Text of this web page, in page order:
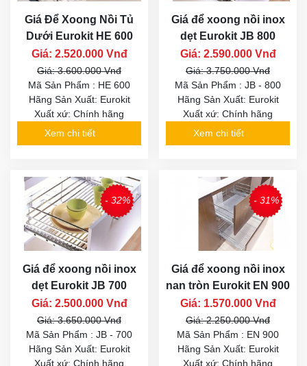
Giá Để Xoong Nồi Tủ
Dưới Eurokit HE 600
Giá: 2.520.000 Vnđ
Giá: 3.600.000 Vnđ
Mã Sản Phẩm : HE 600
Hãng Sản Xuất: Eurokit
Xuất xứ: Chính hãng
Xem chi tiết
Giá để xoong nồi inox
dẹt Eurokit JB 800
Giá: 2.590.000 Vnđ
Giá: 3.750.000 Vnđ
Mã Sản Phẩm : JB - 800
Hãng Sản Xuất: Eurokit
Xuất xứ: Chính hãng
Xem chi tiết
- 32%
Giá để xoong nồi inox
dẹt Eurokit JB 700
Giá: 2.500.000 Vnđ
Giá: 3.650.000 Vnđ
Mã Sản Phẩm : JB - 700
Hãng Sản Xuất: Eurokit
Xuất xứ: Chính hãng
- 31%
Giá để xoong nồi inox
nan tròn Eurokit EN 900
Giá: 1.570.000 Vnđ
Giá: 2.250.000 Vnđ
Mã Sản Phẩm : EN 900
Hãng Sản Xuất: Eurokit
Xuất xứ: Chính hãng